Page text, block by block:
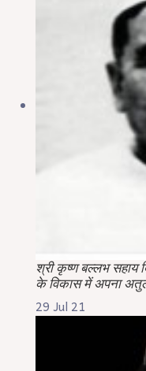
श्री कृष्ण बल्लभ सहाय
के विकास में अपना
29 Jul 21